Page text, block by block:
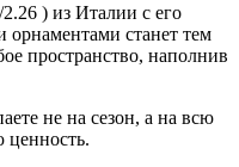
) из Италии с его
станет тем
пространство, наполнив
не на сезон, а на всю
ценность.